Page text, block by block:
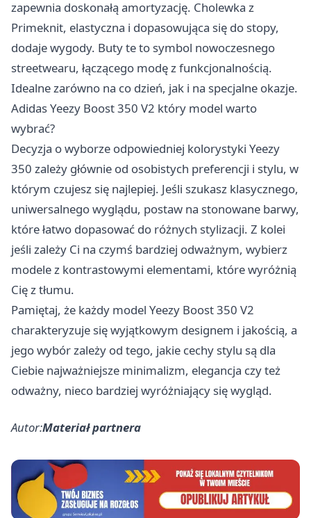
zapewnia doskonałą amortyzację. Cholewka z
Primeknit, elastyczna i dopasowująca się do stopy,
dodaje wygody. Buty te to symbol nowoczesnego
streetwearu, łączącego modę z funkcjonalnością.
Idealne zarówno na co dzień, jak i na specjalne okazje.
Adidas Yeezy Boost 350 V2 który model warto
wybrać?
Decyzja o wyborze odpowiedniej kolorystyki Yeezy
350 zależy głównie od osobistych preferencji i stylu, w
którym czujesz się najlepiej. Jeśli szukasz klasycznego,
uniwersalnego wyglądu, postaw na stonowane barwy,
które łatwo dopasować do różnych stylizacji. Z kolei
jeśli zależy Ci na czymś bardziej odważnym, wybierz
modele z kontrastowymi elementami, które wyróżnią
Cię z tłumu.
Pamiętaj, że każdy model Yeezy Boost 350 V2
charakteryzuje się wyjątkowym designem i jakością, a
jego wybór zależy od tego, jakie cechy stylu są dla
Ciebie najważniejsze minimalizm, elegancja czy też
odważny, nieco bardziej wyróżniający się wygląd.
Autor:Materiał partnera